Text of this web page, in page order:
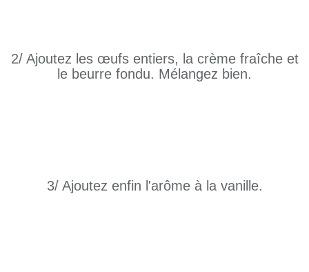
2/ Ajoutez les œufs entiers, la crème fraîche et
le beurre fondu. Mélangez bien.
3/ Ajoutez enfin l'arôme à la vanille.